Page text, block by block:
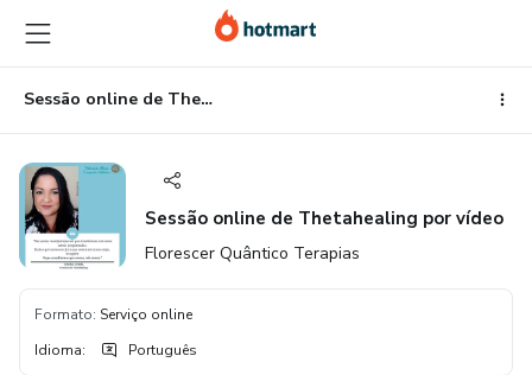
para
o
conteúdo
principal
para
o
pagamento
para
o
rodapé
Sessão online de Thetahealing por vídeo
Sessão online de Thetahealing por vídeo
Florescer Quântico Terapias
Formato: Serviço online
Idioma: Português